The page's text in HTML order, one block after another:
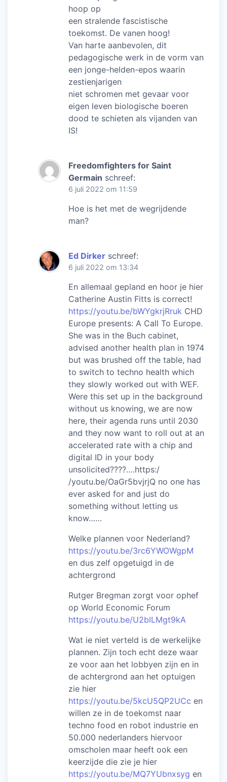
hoop op
een stralende fascistische
toekomst. De vanen hoog!
Van harte aanbevolen, dit
pedagogische werk in de vorm van
een jonge-helden-epos waarin
zestienjarigen
niet schromen met gevaar voor
eigen leven biologische boeren
dood te schieten als vijanden van
IS!
Freedomfighters for Saint
Germain schreef:
6 juli 2022 om 11:59
Hoe is het met de wegrijdende
man?
Ed Dirker schreef:
6 juli 2022 om 13:34
En allemaal gepland en hoor je hier
Catherine Austin Fitts is correct!
https://youtu.be/bWYgkrjRruk CHD
Europe presents: A Call To Europe.
She was in the Buch cabinet,
advised another health plan in 1974
but was brushed off the table, had
to switch to techno health which
they slowly worked out with WEF.
Were this set up in the background
without us knowing, we are now
here, their agenda runs until 2030
and they now want to roll out at an
accelerated rate with a chip and
digital ID in your body
unsolicited????….https:/
/youtu.be/OaGr5bvjrjQ no one has
ever asked for and just do
something without letting us
know……
Welke plannen voor Nederland?
https://youtu.be/3rc6YWOWgpM
en dus zelf opgetuigd in de
achtergrond
Rutger Bregman zorgt voor ophef
op World Economic Forum
https://youtu.be/U2blLMgt9kA
Wat ie niet verteld is de werkelijke
plannen. Zijn toch echt deze waar
ze voor aan het lobbyen zijn en in
de achtergrond aan het optuigen
zie hier
https://youtu.be/5kcU5QP2UCc en
willen ze in de toekomst naar
techno food en robot industrie en
50.000 nederlanders hiervoor
omscholen maar heeft ook een
keerzijde die zie je hier
https://youtu.be/MQ7YUbnxsyg en